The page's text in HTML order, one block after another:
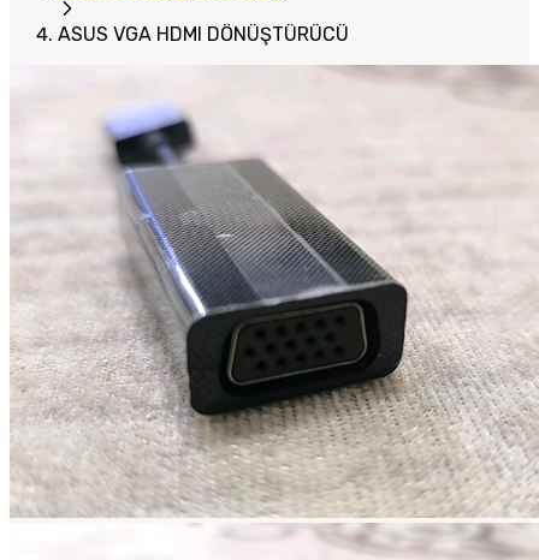
ASUS VGA HDMI DÖNÜŞTÜRÜCÜ